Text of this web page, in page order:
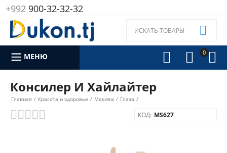
+992900-32-32-32
0 



МЕНЮ
Консилер И Хайлайтер
Главная / Красота и здоровье / Макияж / Глаза /
КОД: MS627